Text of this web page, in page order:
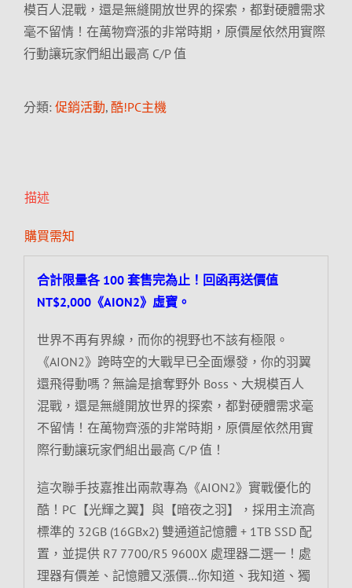
模百人混戰，還是無縫開放世界的探索，都對硬體需求
毫不留情！在萬物齊漲的非常時期，原價屋依然用實際
行動讓玩家們組出最高 C/P 值
分類: 促銷活動, 酷!PC主機
描述
購買需知
合計限量各 100 套售完為止！回函再送價值
NT$2,000《AION2》虛寶。
世界不再有界線，而你的視野也不該有極限。
《AION2》跨時空的大戰早已全面爆發，你的羽翼
還飛得動嗎？無論是搶奪野外 Boss、大規模百人
混戰，還是無縫開放世界的探索，都對硬體需求毫
不留情！在萬物齊漲的非常時期，原價屋依然用實
際行動讓玩家們組出最高 C/P 值！
這次聯手技嘉推出兩款專為《AION2》實戰優化的
酷！PC【光輝之翼】與【暗夜之羽】，採用主流高
標準的 32GB (16GBx2) 雙通道記憶體 + 1TB SSD 配
置，並提供 R7 7700/R5 9600X 處理器二選一！處
理器有價差、記憶體又漲價…你知道、我知道、獨